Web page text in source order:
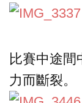
比賽中途間
力而斷裂。